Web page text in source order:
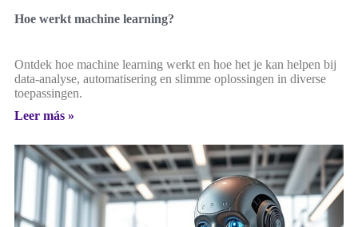
Hoe werkt machine learning?
Ontdek hoe machine learning werkt en hoe het je kan helpen bij
data-analyse, automatisering en slimme oplossingen in diverse
toepassingen.
Leer más »